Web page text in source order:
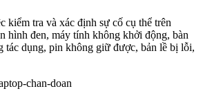
kiểm tra và xác định sự cố cụ thể trên
hình đen, máy tính không khởi động, bàn
tác dụng, pin không giữ được, bản lề bị lỗi,